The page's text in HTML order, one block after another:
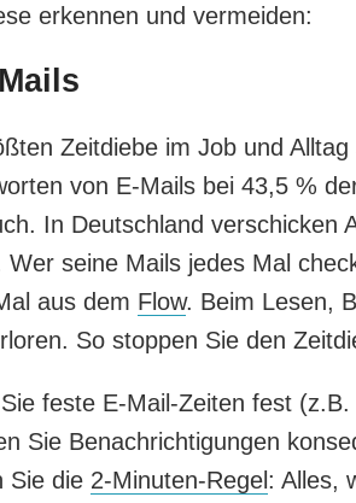
erkennen und vermeiden:
Zeitdiebe im Job und
von E-Mails bei 43,5 %
In Deutschland verschicken
Wer seine Mails jedes Mal
aus dem Flow. Beim Lesen,
So stoppen Sie den
feste E-Mail-Zeiten fest
Sie Benachrichtigungen
Sie die 2-Minuten-Regel : Alles,